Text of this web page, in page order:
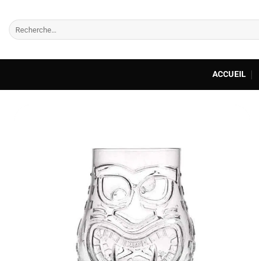
contenu
Recherche
pour :
ACCUEIL